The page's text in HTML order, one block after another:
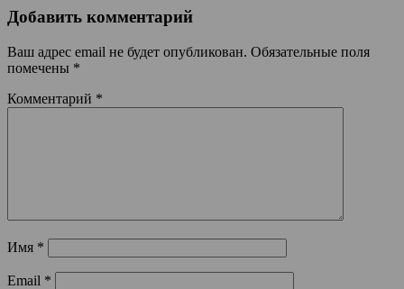
Добавить комментарий
Ваш адрес email не будет опубликован. Обязательные поля
помечены *
Комментарий *
Имя *
Email *